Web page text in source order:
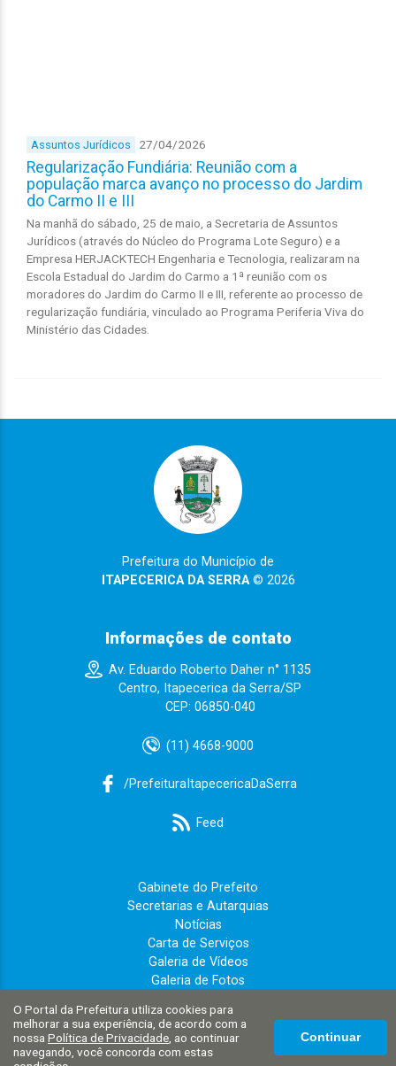
Assuntos Jurídicos 27/04/2026
Regularização Fundiária: Reunião com a
população marca avanço no processo do Jardim
do Carmo II e III
Na manhã do sábado, 25 de maio, a Secretaria de Assuntos
Jurídicos (através do Núcleo do Programa Lote Seguro) e a
Empresa HERJACKTECH Engenharia e Tecnologia, realizaram na
Escola Estadual do Jardim do Carmo a 1ª reunião com os
moradores do Jardim do Carmo II e III, referente ao processo de
regularização fundiária, vinculado ao Programa Periferia Viva do
Ministério das Cidades.
Prefeitura do Município de
ITAPECERICA DA SERRA© 2026
Informações de contato
Av. Eduardo Roberto Daher n° 1135
Centro, Itapecerica da Serra/SP
CEP: 06850-040
(11) 4668-9000
/PrefeituraItapecericaDaSerra
Feed
Gabinete do Prefeito
Secretarias e Autarquias
Notícias
Carta de Serviços
Galeria de Vídeos
Galeria de Fotos
Conheça Itapecerica
Política de Privacidade
Política de Cookies
O Portal da Prefeitura utiliza cookies para
melhorar a sua experiência, de acordo com a
nossa Política de Privacidade , ao continuar
navegando, você concorda com estas
Continuar